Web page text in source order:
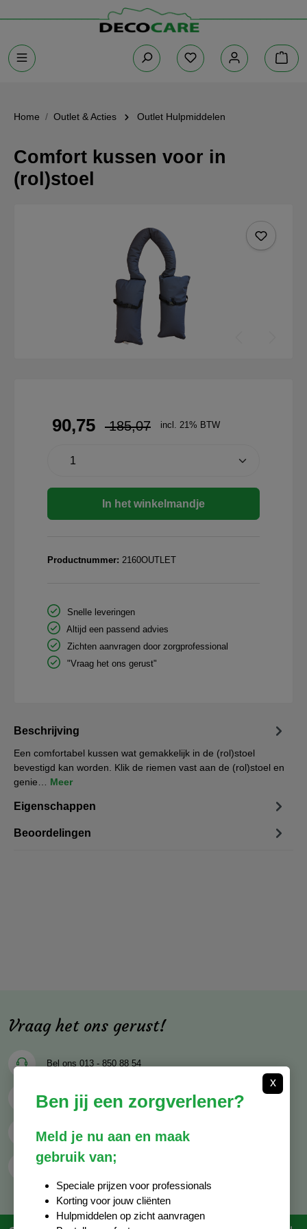
Home Outlet & Acties Outlet Hulpmiddelen
Comfort kussen voor in
(rol)stoel
90,75 185,07 incl. 21% BTW
In het winkelmandje
Productnummer: 2160OUTLET
Snelle leveringen
Altijd een passend advies
Zichten aanvragen door zorgprofessional
"Vraag het ons gerust"
Beschrijving
Een comfortabel kussen wat gemakkelijk in de (rol)stoel
bevestigd kan worden. Klik de riemen vast aan de (rol)stoel en
genie… Meer
Eigenschappen
Beoordelingen
Vraag het ons gerust!
Bel ons 013 - 850 88 54
Mail onsinfo@decocare.nl
Whatsapp 06 - 81 38 59 03
x
Ben jij een zorgverlener?
Meld je nu aan en maak
gebruik van;
Speciale prijzen voor professionals
Korting voor jouw cliënten
Hulpmiddelen op zicht aanvragen